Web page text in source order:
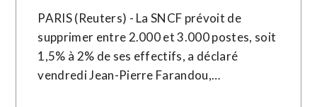
PARIS (Reuters) - La SNCF prévoit de
supprimer entre 2.000 et 3.000 postes, soit
1,5% à 2% de ses effectifs, a déclaré
vendredi Jean-Pierre Farandou,…